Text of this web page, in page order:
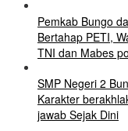
Pemkab Bungo
Bertahap PETI,
TNI dan Mabes
SMP Negeri 2
Karakter
jawab Sejak Dini